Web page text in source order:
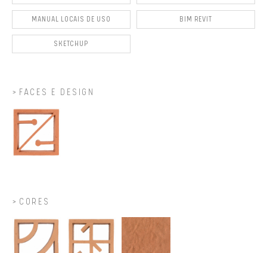
MANUAL LOCAIS DE USO BIM REVIT
SKETCHUP
FACES E DESIGN
CORES